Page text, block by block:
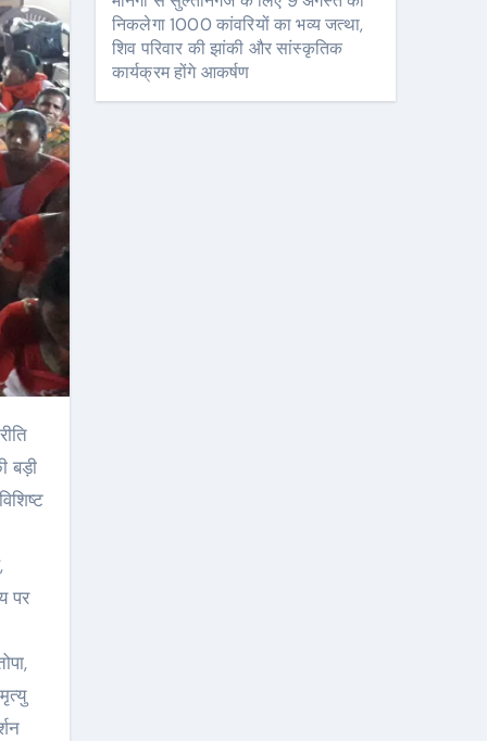
बड़ी
पर
निकलेगा 1000 कांवरियों का भव्य जत्था,
शिव परिवार की झांकी और सांस्कृतिक
कार्यक्रम होंगे आकर्षण